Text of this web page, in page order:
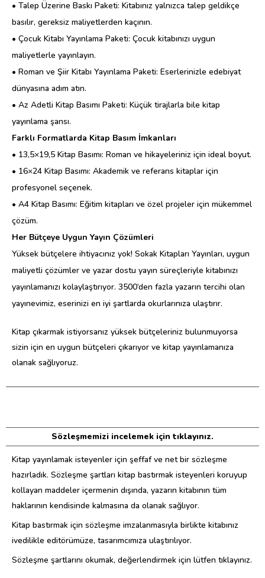
• Talep Üzerine Baskı Paketi: Kitabınız yalnızca talep geldikçe
basılır, gereksiz maliyetlerden kaçının.
• Çocuk Kitabı Yayınlama Paketi: Çocuk kitabınızı uygun
maliyetlerle yayınlayın.
• Roman ve Şiir Kitabı Yayınlama Paketi: Eserlerinizle edebiyat
dünyasına adım atın.
• Az Adetli Kitap Basımı Paketi: Küçük tirajlarla bile kitap
yayınlama şansı.
Farklı Formatlarda Kitap Basım İmkanları
• 13,5×19,5 Kitap Basımı: Roman ve hikayeleriniz için ideal boyut.
• 16×24 Kitap Basımı: Akademik ve referans kitaplar için
profesyonel seçenek.
• A4 Kitap Basımı: Eğitim kitapları ve özel projeler için mükemmel
çözüm.
Her Bütçeye Uygun Yayın Çözümleri
Yüksek bütçelere ihtiyacınız yok! Sokak Kitapları Yayınları, uygun
maliyetli çözümler ve yazar dostu yayın süreçleriyle kitabınızı
yayınlamanızı kolaylaştırıyor. 3500’den fazla yazarın tercihi olan
yayınevimiz, eserinizi en iyi şartlarda okurlarınıza ulaştırır.
Kitap çıkarmak istiyorsanız yüksek bütçeleriniz bulunmuyorsa
sizin için en uygun bütçeleri çıkarıyor ve kitap yayınlamanıza
olanak sağlıyoruz.
Sözleşmemizi incelemek için tıklayınız.
Kitap yayınlamak isteyenler için şeffaf ve net bir sözleşme
hazırladık. Sözleşme şartları kitap bastırmak isteyenleri koruyup
kollayan maddeler içermenin dışında, yazarın kitabının tüm
haklarının kendisinde kalmasına da olanak sağlıyor.
Kitap bastırmak için sözleşme imzalanmasıyla birlikte kitabınız
ivedilikle editörümüze, tasarımcımıza ulaştırılıyor.
Sözleşme şartlarını okumak, değerlendirmek için lütfen tıklayınız.